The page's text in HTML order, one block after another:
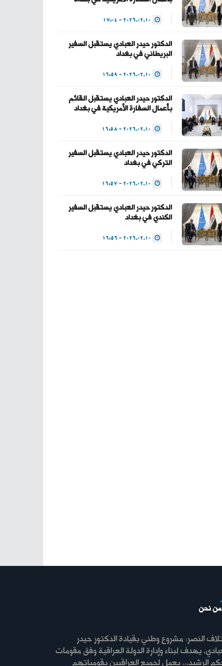
— Haider Al-Abadi
(@HaiderAlAbadi)
January 23, 2026
الدكتور حيدر العبادي يستقبل السفير
البريطاني في بغداد
الدكتور حيدر العبادي يستقبل القائم
بأعمال السفارة الأمريكية في بغداد
الدكتور حيدر العبادي يستقبل السفير
التركي في بغداد
الدكتور حيدر العبادي يستقبل السفير
الكندي في بغداد
من نحن
النصر: مشروع وطني بقيادة الدكتور حيدر
يهدف لبناء وإدارة الدولة العراقية وفق مقومات